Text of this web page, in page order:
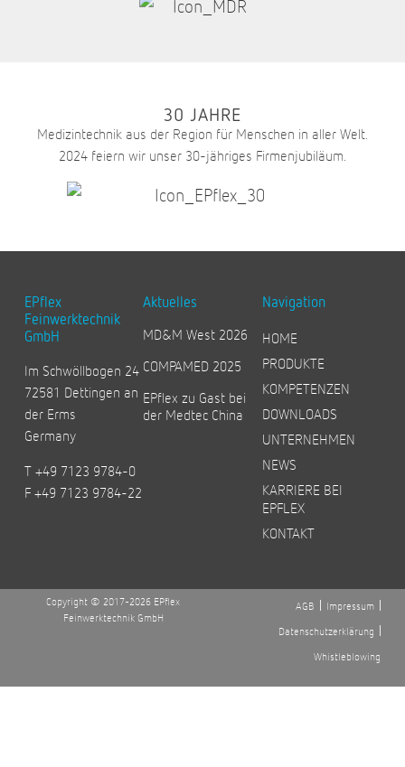
30 JAHRE
Medizintechnik aus der Region für Menschen in aller Welt.
2024 feiern wir unser 30-jähriges Firmenjubiläum.
EPflex
Feinwerktechnik
GmbH
Im Schwöllbogen 24
72581 Dettingen an
der Erms
Germany
T +49 7123 9784-0
F +49 7123 9784-22
Aktuelles
MD&M West 2026
COMPAMED 2025
EPflex zu Gast bei
der Medtec China
Navigation
HOME
PRODUKTE
KOMPETENZEN
DOWNLOADS
UNTERNEHMEN
NEWS
KARRIERE BEI
EPFLEX
KONTAKT
Copyright © 2017-2026 EPflex
Feinwerktechnik GmbH
AGB
Impressum
Datenschutzerklärung
Whistleblowing